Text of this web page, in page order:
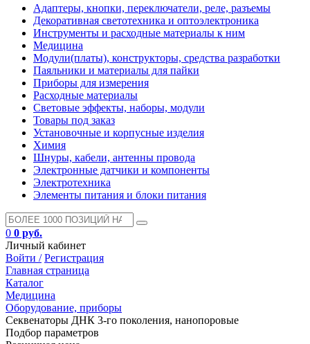
Адаптеры, кнопки, переключатели, реле, разъемы
Декоративная светотехника и оптоэлектроника
Инструменты и расходные материалы к ним
Медицина
Модули(платы), конструкторы, средства разработки
Паяльники и материалы для пайки
Приборы для измерения
Расходные материалы
Световые эффекты, наборы, модули
Товары под заказ
Установочные и корпусные изделия
Химия
Шнуры, кабели, антенны провода
Электронные датчики и компоненты
Электротехника
Элементы питания и блоки питания
0 0 руб.
Личный кабинет
Войти / Регистрация
Главная страница
Каталог
Медицина
Оборудование, приборы
Секвенаторы ДНК 3-го поколения, нанопоровые
Подбор параметров